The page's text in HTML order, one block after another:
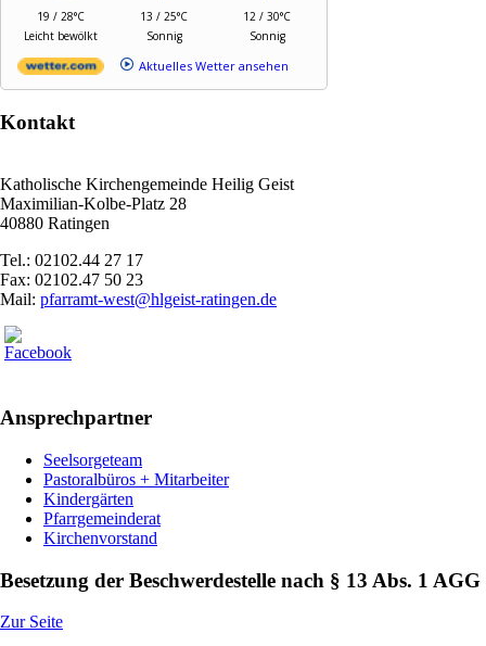
19 / 28°C
Leicht bewölkt
13 / 25°C
Sonnig
12 / 30°C
Sonnig
Aktuelles Wetter ansehen
Kontakt
Katholische Kirchengemeinde Heilig Geist
Maximilian-Kolbe-Platz 28
40880 Ratingen
Tel.: 02102.44 27 17
Fax: 02102.47 50 23
Mail: pfarramt-west@hlgeist-ratingen.de
Ansprechpartner
Seelsorgeteam
Pastoralbüros + Mitarbeiter
Kindergärten
Pfarrgemeinderat
Kirchenvorstand
Besetzung der Beschwerdestelle nach § 13 Abs. 1 AGG
Zur Seite